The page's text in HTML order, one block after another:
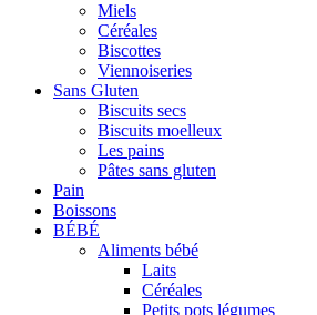
Miels
Céréales
Biscottes
Viennoiseries
Sans Gluten
Biscuits secs
Biscuits moelleux
Les pains
Pâtes sans gluten
Pain
Boissons
BÉBÉ
Aliments bébé
Laits
Céréales
Petits pots légumes